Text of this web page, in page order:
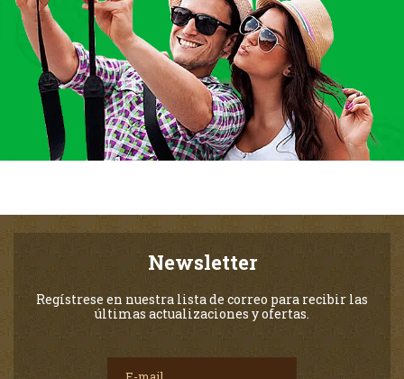
Newsletter
Regístrese en nuestra lista de correo para recibir las
últimas actualizaciones y ofertas.